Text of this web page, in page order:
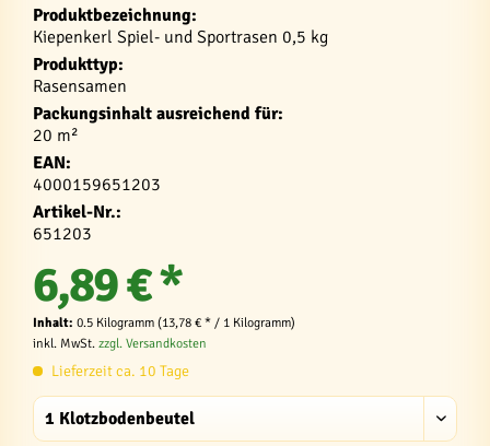
Produktbezeichnung:
Kiepenkerl Spiel- und Sportrasen 0,5 kg
Produkttyp:
Rasensamen
Packungsinhalt ausreichend für:
20 m²
EAN:
4000159651203
Artikel-Nr.:
651203
6,89 € *
Inhalt: 0.5 Kilogramm (13,78 € * / 1 Kilogramm)
inkl. MwSt. zzgl. Versandkosten
Lieferzeit ca. 10 Tage